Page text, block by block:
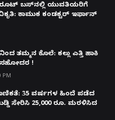
ರೂಟ್ ಬಸ್‌ನಲ್ಲಿ ಯುವತಿಯರಿಗೆ
ಕಾಮುಕ ಕಂಡಕ್ಟರ್ ಇರ್ಫಾನ್
ತಮ್ಮನ ಕೊಲೆ: ಕಲ್ಲು ಎತ್ತಿ ಹಾಕಿ
ಸಹೋದರ !
PM
35 ವರ್ಷಗಳ ಹಿಂದೆ ಪಡೆದ
ಬಡ್ಡಿ ಸೇರಿಸಿ 25,000 ರೂ. ಮರಳಿಸಿದ